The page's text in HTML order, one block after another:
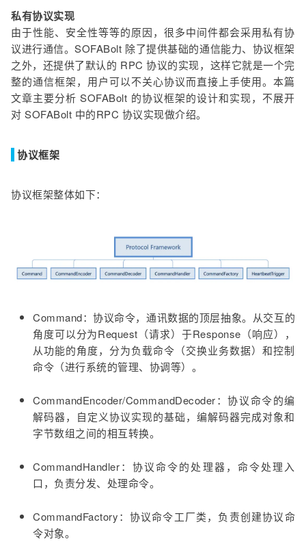
私有协议实现
由于性能、安全性等等的原因，很多中间件都会采用私有协
议进行通信。SOFABolt 除了提供基础的通信能力、协议框架
之外，还提供了默认的 RPC 协议的实现，这样它就是一个完
整的通信框架，用户可以不关心协议而直接上手使用。本篇
文章主要分析 SOFABolt 的协议框架的设计和实现，不展开
对 SOFABolt 中的RPC 协议实现做介绍。
协议框架
协议框架整体如下：
Command：协议命令，通讯数据的顶层抽象。从交互的
角度可以分为Request（请求）于Response（响应），
从功能的角度，分为负载命令（交换业务数据）和控制
命令（进行系统的管理、协调等）。
CommandEncoder/CommandDecoder：协议命令的编
解码器，自定义协议实现的基础，编解码器完成对象和
字节数组之间的相互转换。
CommandHandler：协议命令的处理器，命令处理入
口，负责分发、处理命令。
CommandFactory：协议命令工厂类，负责创建协议命
令对象。